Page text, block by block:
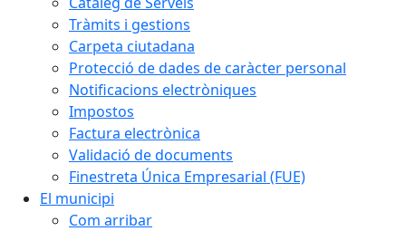
Tràmits i gestions
Carpeta ciutadana
Protecció de dades de caràcter personal
Notificacions electròniques
Impostos
Factura electrònica
Validació de documents
Finestreta Única Empresarial (FUE)
El municipi
Com arribar